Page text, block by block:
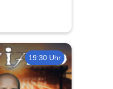
19:30 Uhr